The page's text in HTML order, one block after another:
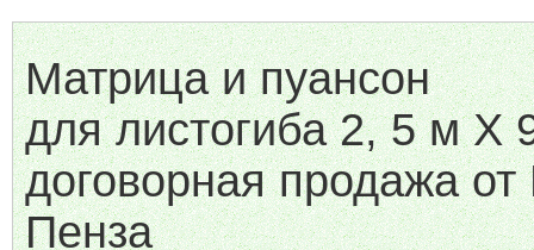
Матрица и пуансон
для листогиба 2, 5 м Х
договорная продажа
Пенза